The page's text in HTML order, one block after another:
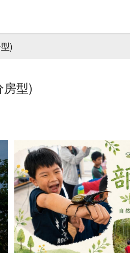
)
型)